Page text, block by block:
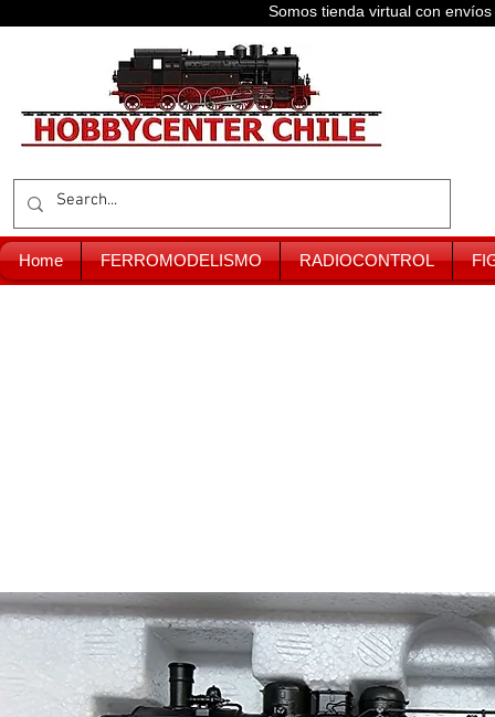
Somos tienda virtual con
Home FERROMODELISMO RADIOCONTROL